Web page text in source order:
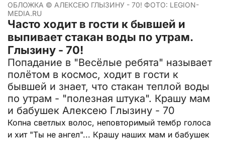
ОБЛОЖКА © АЛЕКСЕЮ ГЛЫЗИНУ - 70! ФОТО: LEGION-
MEDIA.RU
Часто ходит в гости к бывшей и
выпивает стакан воды по утрам.
Глызину - 70!
Попадание в "Весёлые ребята" называет
полётом в космос, ходит в гости к
бывшей и знает, что стакан теплой воды
по утрам - "полезная штука". Крашу мам
и бабушек Алексею Глызину - 70
Копна светлых волос, неповторимый тембр голоса
и хит "Ты не ангел"... Крашу наших мам и бабушек